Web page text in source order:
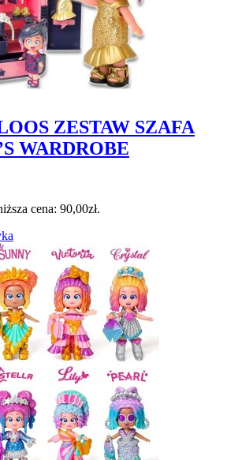
ZESTAW SZAFA
WARDROBE
cena: 90,00zł.